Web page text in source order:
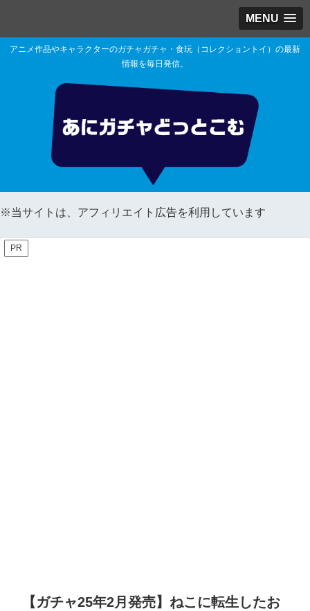
MENU
アニメ作品やキャラクターのガチャガチャ・食玩（コレクショントイ）の最新
情報を毎日発信。
※当サイトは、アフィリエイト広告を利用しています
PR
【ガチャ25年2月発売】ねこに転生したお